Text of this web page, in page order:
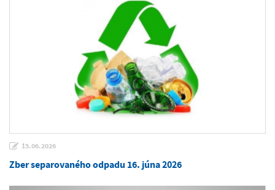
15.06.2026
Zber separovaného odpadu 16. júna 2026